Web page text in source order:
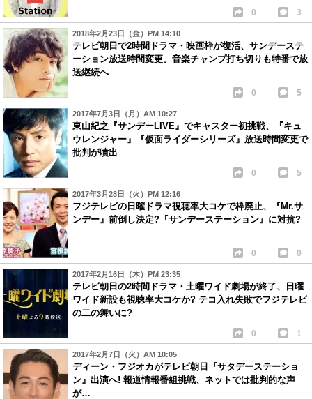
0 3
2018年2月23日（金）PM 14:10
テレビ朝日で2時間ドラマ・映画枠が復活、サンデーステ
ーション放送時間変更。音楽チャンプ打ち切りも特番で放
送継続へ
0 5
2017年7月3日（月）AM 10:27
東山紀之『サンデーLIVE』でキャスター初挑戦、『キュ
ウレンジャー』『仮面ライダーシリーズ』放送時間変更で
批判が噴出
0 5
2017年3月28日（火）PM 12:16
フジテレビの日曜ドラマ視聴率大コケで枠廃止、『Mr.サ
ンデー』前倒し決定?『サンデーステーション』に対抗?
0 0
2017年2月16日（木）PM 23:35
テレビ朝日の2時間ドラマ・土曜ワイド劇場が終了、日曜
ワイド新設も視聴率大コケか? テコ入れ失敗でフジテレビ
の二の舞いに?
0 1
2017年2月7日（火）AM 10:05
ディーン・フジオカがテレビ朝日『サタデーステーショ
ン』出演へ! 報道情報番組挑戦、ネットでは批判的な声
が…